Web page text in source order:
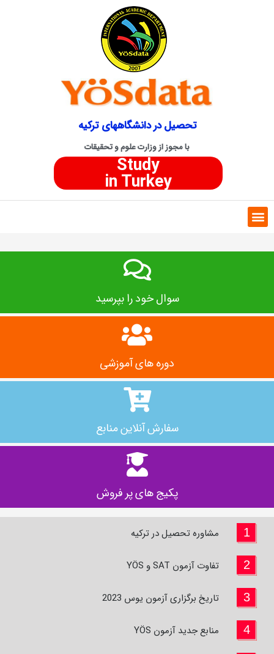
تحصیل در دانشگاههای ترکیه
با مجوز از وزارت علوم و تحقیقات
Study
in Turkey
سوال خود را بپرسید
دوره های آموزشی
سفارش آنلاین منابع
پکیج‌ های پر فروش
1 مشاوره تحصیل در ترکیه
2 تفاوت آزمون SAT و YÖS
3 تاریخ برگزاری آزمون یوس 2023
4 منابع جدید آزمون YÖS